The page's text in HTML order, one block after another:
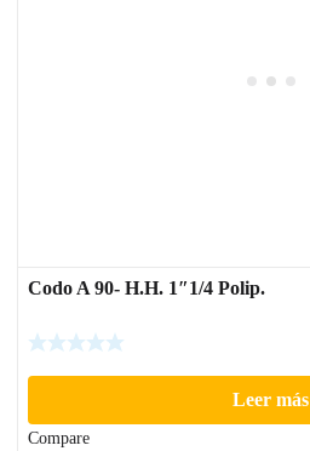
Codo A 90- H.H. 1″1/4 Polip.
Leer más
Compare